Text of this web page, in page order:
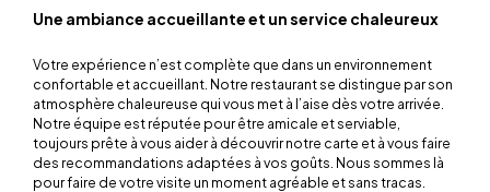
Une ambiance accueillante et un service chaleureux
Votre expérience n’est complète que dans un environnement
confortable et accueillant. Notre restaurant se distingue par son
atmosphère chaleureuse qui vous met à l’aise dès votre arrivée.
Notre équipe est réputée pour être amicale et serviable,
toujours prête à vous aider à découvrir notre carte et à vous faire
des recommandations adaptées à vos goûts. Nous sommes là
pour faire de votre visite un moment agréable et sans tracas.